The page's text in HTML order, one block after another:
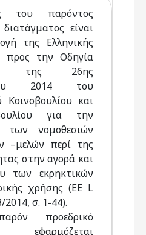
του παρόντος
είναι
της Ελληνικής
προς την Οδηγία
ΕΕ της 26ης
2014 του
Κοινοβουλίου και
για την
των νομοθεσιών
–μελών περί της
στην αγορά και
των εκρηκτικών
χρήσης (EE L
2014, σ. 1-44).
προεδρικό
εφαρμόζεται